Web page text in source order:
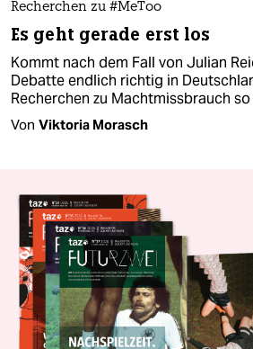
Recherchen zu #MeToo
Es geht gerade erst los
Kommt nach dem Fall von Julian
Debatte endlich richtig in
Recherchen zu Machtmissbrauch
Von Viktoria Morasch